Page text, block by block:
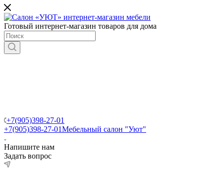
Готовый интернет-магазин товаров для дома
+7(905)398-27-01
+7(905)398-27-01Мебельный салон "Уют"
Напишите нам
Задать вопрос